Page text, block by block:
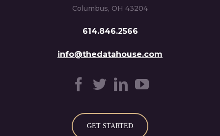
Columbus, OH 43204
614.846.2566
info@thedatahouse.com
GET STARTED